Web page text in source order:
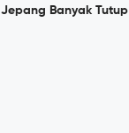
Jepang Banyak Tutup